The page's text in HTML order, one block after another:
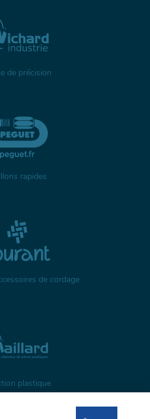
de précision
rapides
de cordage
plastique